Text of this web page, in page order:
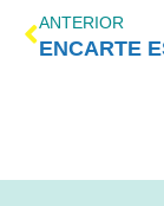
ANTERIOR